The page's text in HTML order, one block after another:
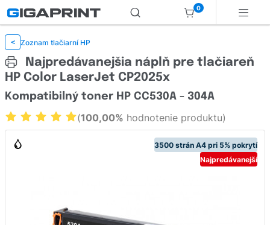
0
< Zoznam tlačiarní HP
Najpredávanejšia náplň pre tlačiareň
HP Color LaserJet CP2025x
3500 strán A4 pri 5% pokrytí
Najpredávanejší
Kompatibilný toner HP CC530A - 304A
(100,00% hodnotenie produktu)